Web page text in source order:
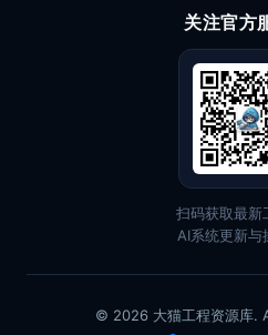
关注官方
扫码获取最新
AI系统更新与
© 2026 大猫工程资源库.